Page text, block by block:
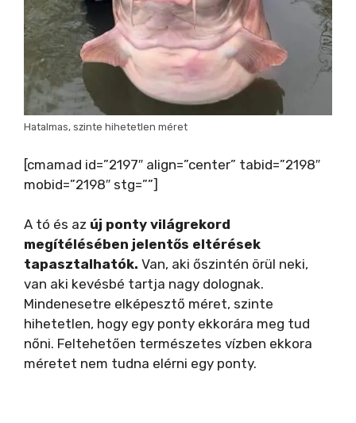
Hatalmas, szinte hihetetlen méret
[cmamad id=”2197″ align=”center” tabid=”2198″
mobid=”2198″ stg=””]
A tó és az új ponty világrekord
megítélésében jelentős eltérések
tapasztalhatók. Van, aki őszintén örül neki,
van aki kevésbé tartja nagy dolognak.
Mindenesetre elképesztő méret, szinte
hihetetlen, hogy egy ponty ekkorára meg tud
nőni. Feltehetően természetes vízben ekkora
méretet nem tudna elérni egy ponty.